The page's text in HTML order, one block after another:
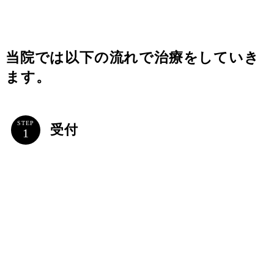
当院では以下の流れで治療をしていき
ます。
STEP 受付